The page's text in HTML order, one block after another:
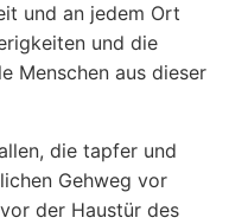
und an jedem Ort
und die
Menschen aus dieser
die tapfer und
Gehweg vor
der Haustür des